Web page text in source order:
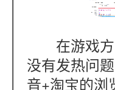
在游戏方
没有发热问
音+淘宝的